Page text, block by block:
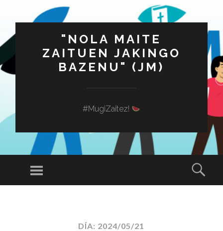
"NOLA MAITE
ZAITUEN JAKINGO
BAZENU" (JM)
#MugiZaitez!
Menú
DÍA: 2024/05/21